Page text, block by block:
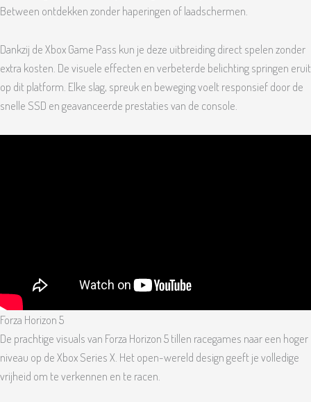
Between ontdekken zonder haperingen of laadschermen.
Dankzij de Xbox Game Pass kun je deze uitbreiding direct spelen zonder
extra kosten. De visuele effecten en verbeterde belichting springen eruit
op dit platform. Elke slag, spreuk en beweging voelt responsief door de
snelle SSD en geavanceerde prestaties van de console.
Forza Horizon 5
De prachtige visuals van Forza Horizon 5 tillen racegames naar een hoger
niveau op de Xbox Series X. Het open-wereld design geeft je volledige
vrijheid om te verkennen en te racen.